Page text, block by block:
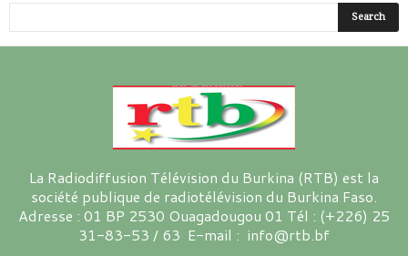
La Radiodiffusion Télévision du Burkina (RTB) est la
société publique de radiotélévision du Burkina Faso.
Adresse : 01 BP 2530 Ouagadougou 01 Tél : (+226) 25
31-83-53 / 63 E-mail : info@rtb.bf